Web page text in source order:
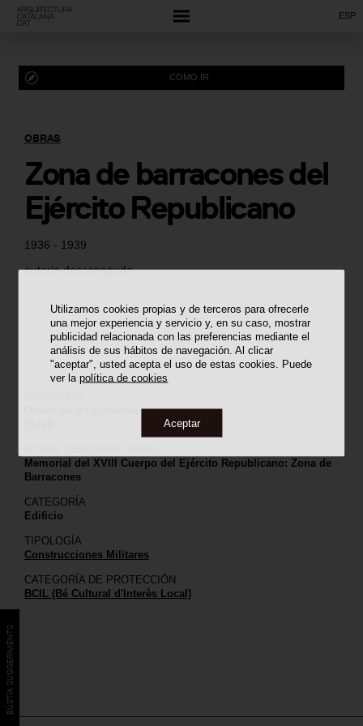
Utilizamos cookies propias y de terceros para ofrecerle
una mejor experiencia y servicio y, en su caso, mostrar
publicidad relacionada con las preferencias mediante el
análisis de sus hábitos de navegación. Al clicar
"aceptar", usted acepta el uso de estas cookies. Puede
ver lapolítica de cookies
Aceptar
ESP
1936 - 1939
autoria desconeguda
OBRAS
Zona de barracones del
Ejército Republicano
COMO IR
Memorial del XVIII Cuerpo del Ejército Republicano: Zona de
Barracones
CATEGORÍA
Edificio
TIPOLOGÍA
Construcciones Militares
CATEGORÍA DE PROTECCIÓN
BCIL (Bé Cultural d'Interès Local)
BÚSTIA SUGGERIMENTS